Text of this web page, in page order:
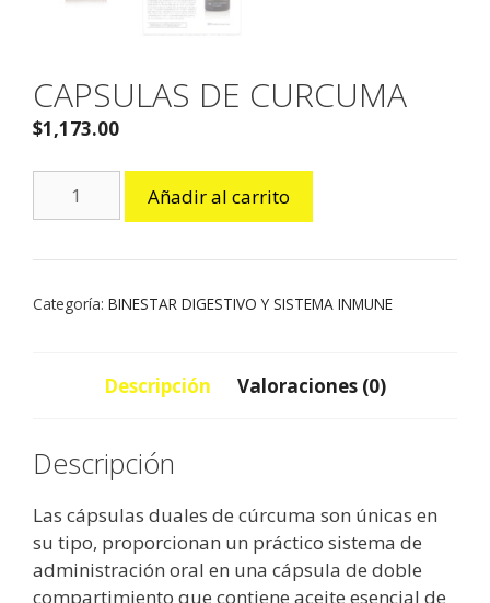
CAPSULAS DE CURCUMA
$1,173.00
CAPSULAS
cantidad
Añadir al carrito
Categoría: BINESTAR DIGESTIVO Y SISTEMA INMUNE
Descripción Valoraciones (0)
Descripción
Las cápsulas duales de cúrcuma son únicas en
su tipo, proporcionan un práctico sistema de
administración oral en una cápsula de doble
compartimiento que contiene aceite esencial de